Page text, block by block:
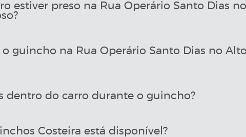
estiver preso na Rua Operário Santo Dias
guincho na Rua Operário Santo Dias no
dentro do carro durante o guincho?
Costeira está disponível?